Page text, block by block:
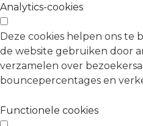
Analytics-cookies
Deze cookies helpen ons te
de website gebruiken door
verzamelen over
bouncepercentages en
Functionele cookies